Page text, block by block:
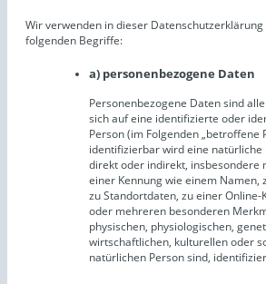
Wir verwenden in dieser
folgenden Begriffe:
a) personenbezogene Daten
Personenbezogene Daten sind
sich auf eine identifizierte oder
Person (im Folgenden „betroffene
identifizierbar wird eine natürliche
direkt oder indirekt, insbesondere
einer Kennung wie einem Namen,
zu Standortdaten, zu einer
oder mehreren besonderen
physischen, physiologischen,
wirtschaftlichen, kulturellen oder
natürlichen Person sind,